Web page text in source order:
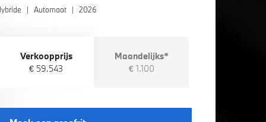
| Automaat | 2026
Verkoopprijs
€ 59.543
Maandelijks*
€ 1.100